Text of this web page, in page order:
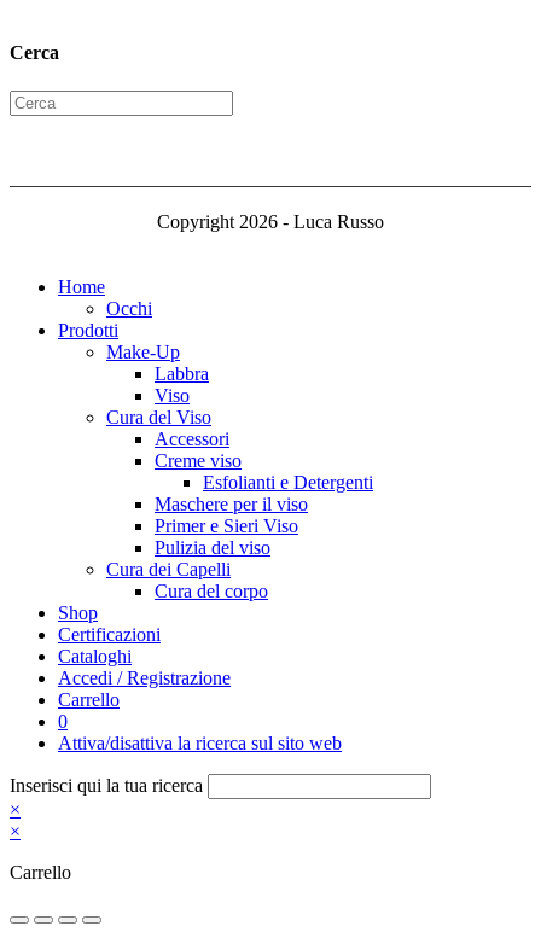
Cerca
Copyright 2026 - Luca Russo
Home
Occhi
Prodotti
Make-Up
Labbra
Viso
Cura del Viso
Accessori
Creme viso
Esfolianti e Detergenti
Maschere per il viso
Primer e Sieri Viso
Pulizia del viso
Cura dei Capelli
Cura del corpo
Shop
Certificazioni
Cataloghi
Accedi / Registrazione
Carrello
0
Attiva/disattiva la ricerca sul sito web
Inserisci qui la tua ricerca
×
×
Carrello